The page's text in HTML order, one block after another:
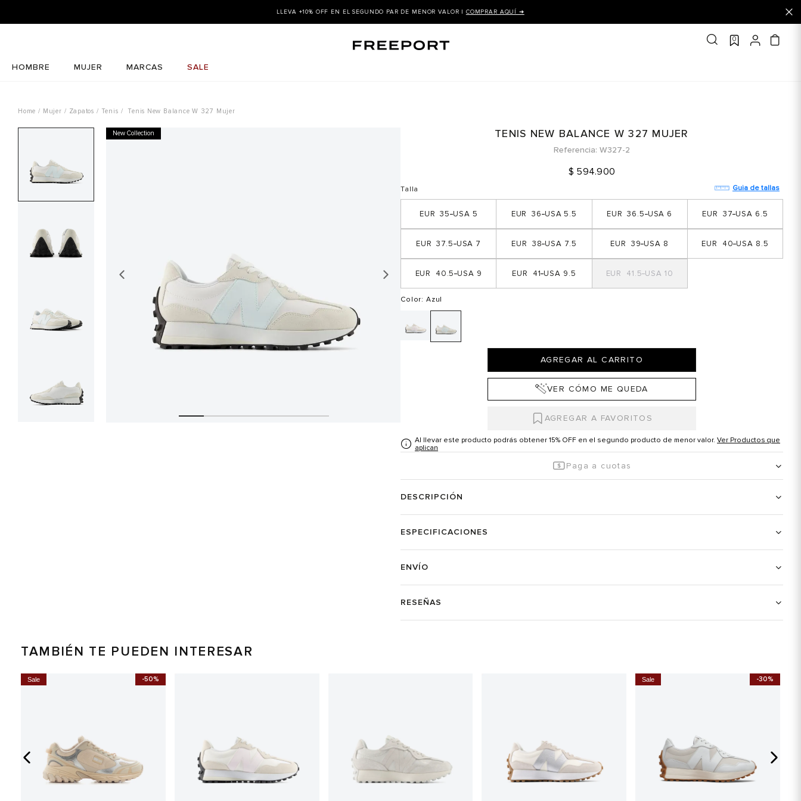
LLEVA +10% OFF EN EL SEGUNDO PAR DE MENOR VALOR |COMPRAR AQUÍ ➜
0
HOMBRE MUJER MARCAS SALE
Mujer Zapatos Tenis Tenis New Balance W 327 Mujer
New Collection TENIS NEW BALANCE W 327 MUJER
Referencia W327-2
$ 594.900
Talla Guia de tallas
5
35 5.5
36 6
36.5 6.5
37
7
37.5 7.5
38 8
39 8.5
40
9
40.5 9.5
41 10
41.5
Color: Azul
AGREGAR AL CARRITO
VER CÓMO ME QUEDA
Al llevar este producto podrás obtener 15% OFF en el segundo producto de menor valor. Ver Productos que
aplican
Paga a cuotas
DESCRIPCIÓN
ESPECIFICACIONES
ENVÍO
RESEÑAS
TAMBIÉN TE PUEDEN INTERESAR
-50%
Sale -30%
Sale